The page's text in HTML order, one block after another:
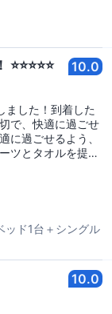
10.0
ました！到着した
で、快適に過ごせ
に過ごせるよう、
ツとタオルを提供
き届いており、
これが非常に便利
装備されていまし
た。布団は暖かく
的になっていまし
トが使える準備が
ーは不要でした！
ッド1台＋シングル
10.0